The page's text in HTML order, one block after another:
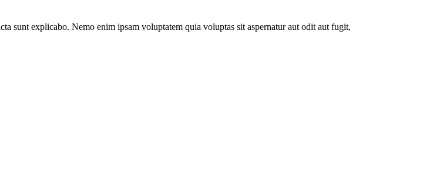
sunt explicabo. Nemo enim ipsam voluptatem quia voluptas sit aspernatur aut odit aut fugit,